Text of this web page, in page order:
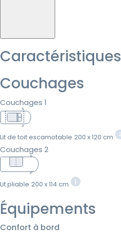
Caractéristiques
Couchages
Couchages 1
Lit de toit escamotable 200 x 120 cm
Couchages 2
Lit pliable 200 x 114 cm
Équipements
Confort à bord